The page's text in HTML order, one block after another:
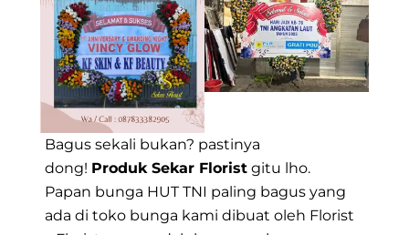
Bagus sekali bukan? pastinya
dong! Produk Sekar Florist gitu lho.
Papan bunga HUT TNI paling bagus yang
ada di toko bunga kami dibuat oleh Florist